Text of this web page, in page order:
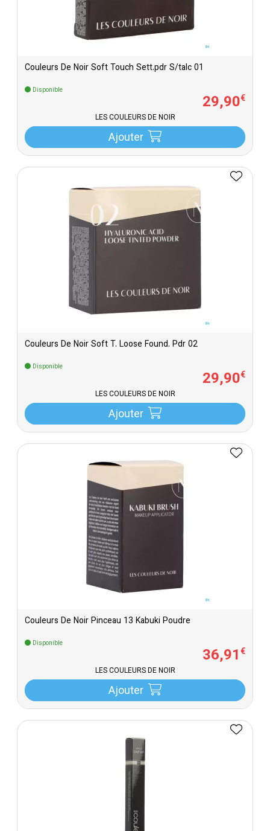
Couleurs De Noir Soft Touch Sett.pdr S/talc 01
Disponible
29,90€
LES COULEURS DE NOIR
Ajouter
Couleurs De Noir Soft T. Loose Found. Pdr 02
Disponible
29,90€
LES COULEURS DE NOIR
Ajouter
Couleurs De Noir Pinceau 13 Kabuki Poudre
Disponible
36,91€
LES COULEURS DE NOIR
Ajouter